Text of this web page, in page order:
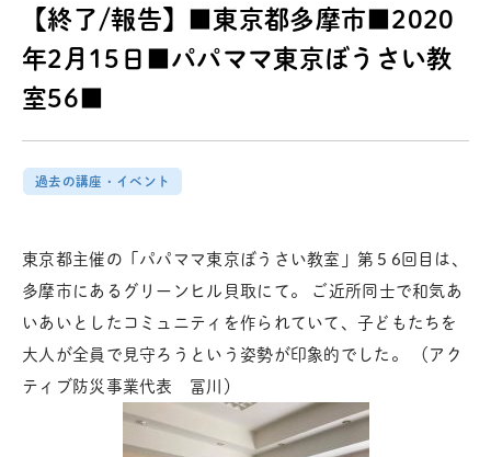
取材お申し込み
【終了/報告】■東京都多摩市■2020
年2月15日■パパママ東京ぼうさい教
室56■
過去の講座・イベント
東京都主催の「パパママ東京ぼうさい教室」第５6回目は、
多摩市にあるグリーンヒル貝取にて。 ご近所同士で和気あ
いあいとしたコミュニティを作られていて、子どもたちを
大人が全員で見守ろうという姿勢が印象的でした。 （アク
ティブ防災事業代表 冨川）